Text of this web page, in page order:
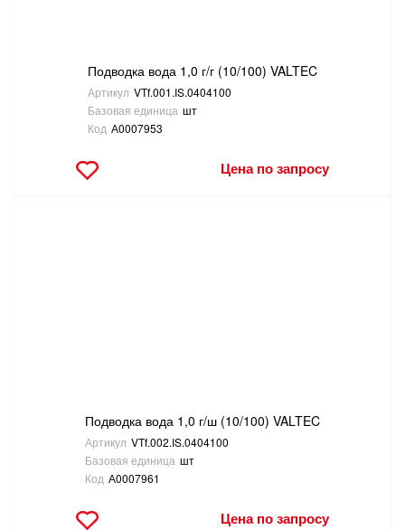
Подводка вода 1,0 г/г (10/100) VALTEC
Артикул VTf.001.IS.0404100
Базовая единица шт
Код А0007953
Цена по запросу
Подводка вода 1,0 г/ш (10/100) VALTEC
Артикул VTf.002.IS.0404100
Базовая единица шт
Код А0007961
Цена по запросу